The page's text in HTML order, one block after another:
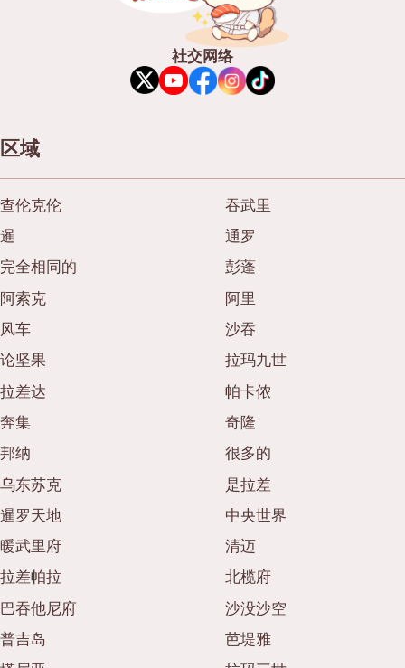
社交网络
区域
查伦克伦
吞武里
暹
通罗
完全相同的
彭蓬
阿索克
阿里
风车
沙吞
论坚果
拉玛九世
拉差达
帕卡侬
奔集
奇隆
邦纳
很多的
乌东苏克
是拉差
暹罗天地
中央世界
暖武里府
清迈
拉差帕拉
北榄府
巴吞他尼府
沙没沙空
普吉岛
芭堤雅